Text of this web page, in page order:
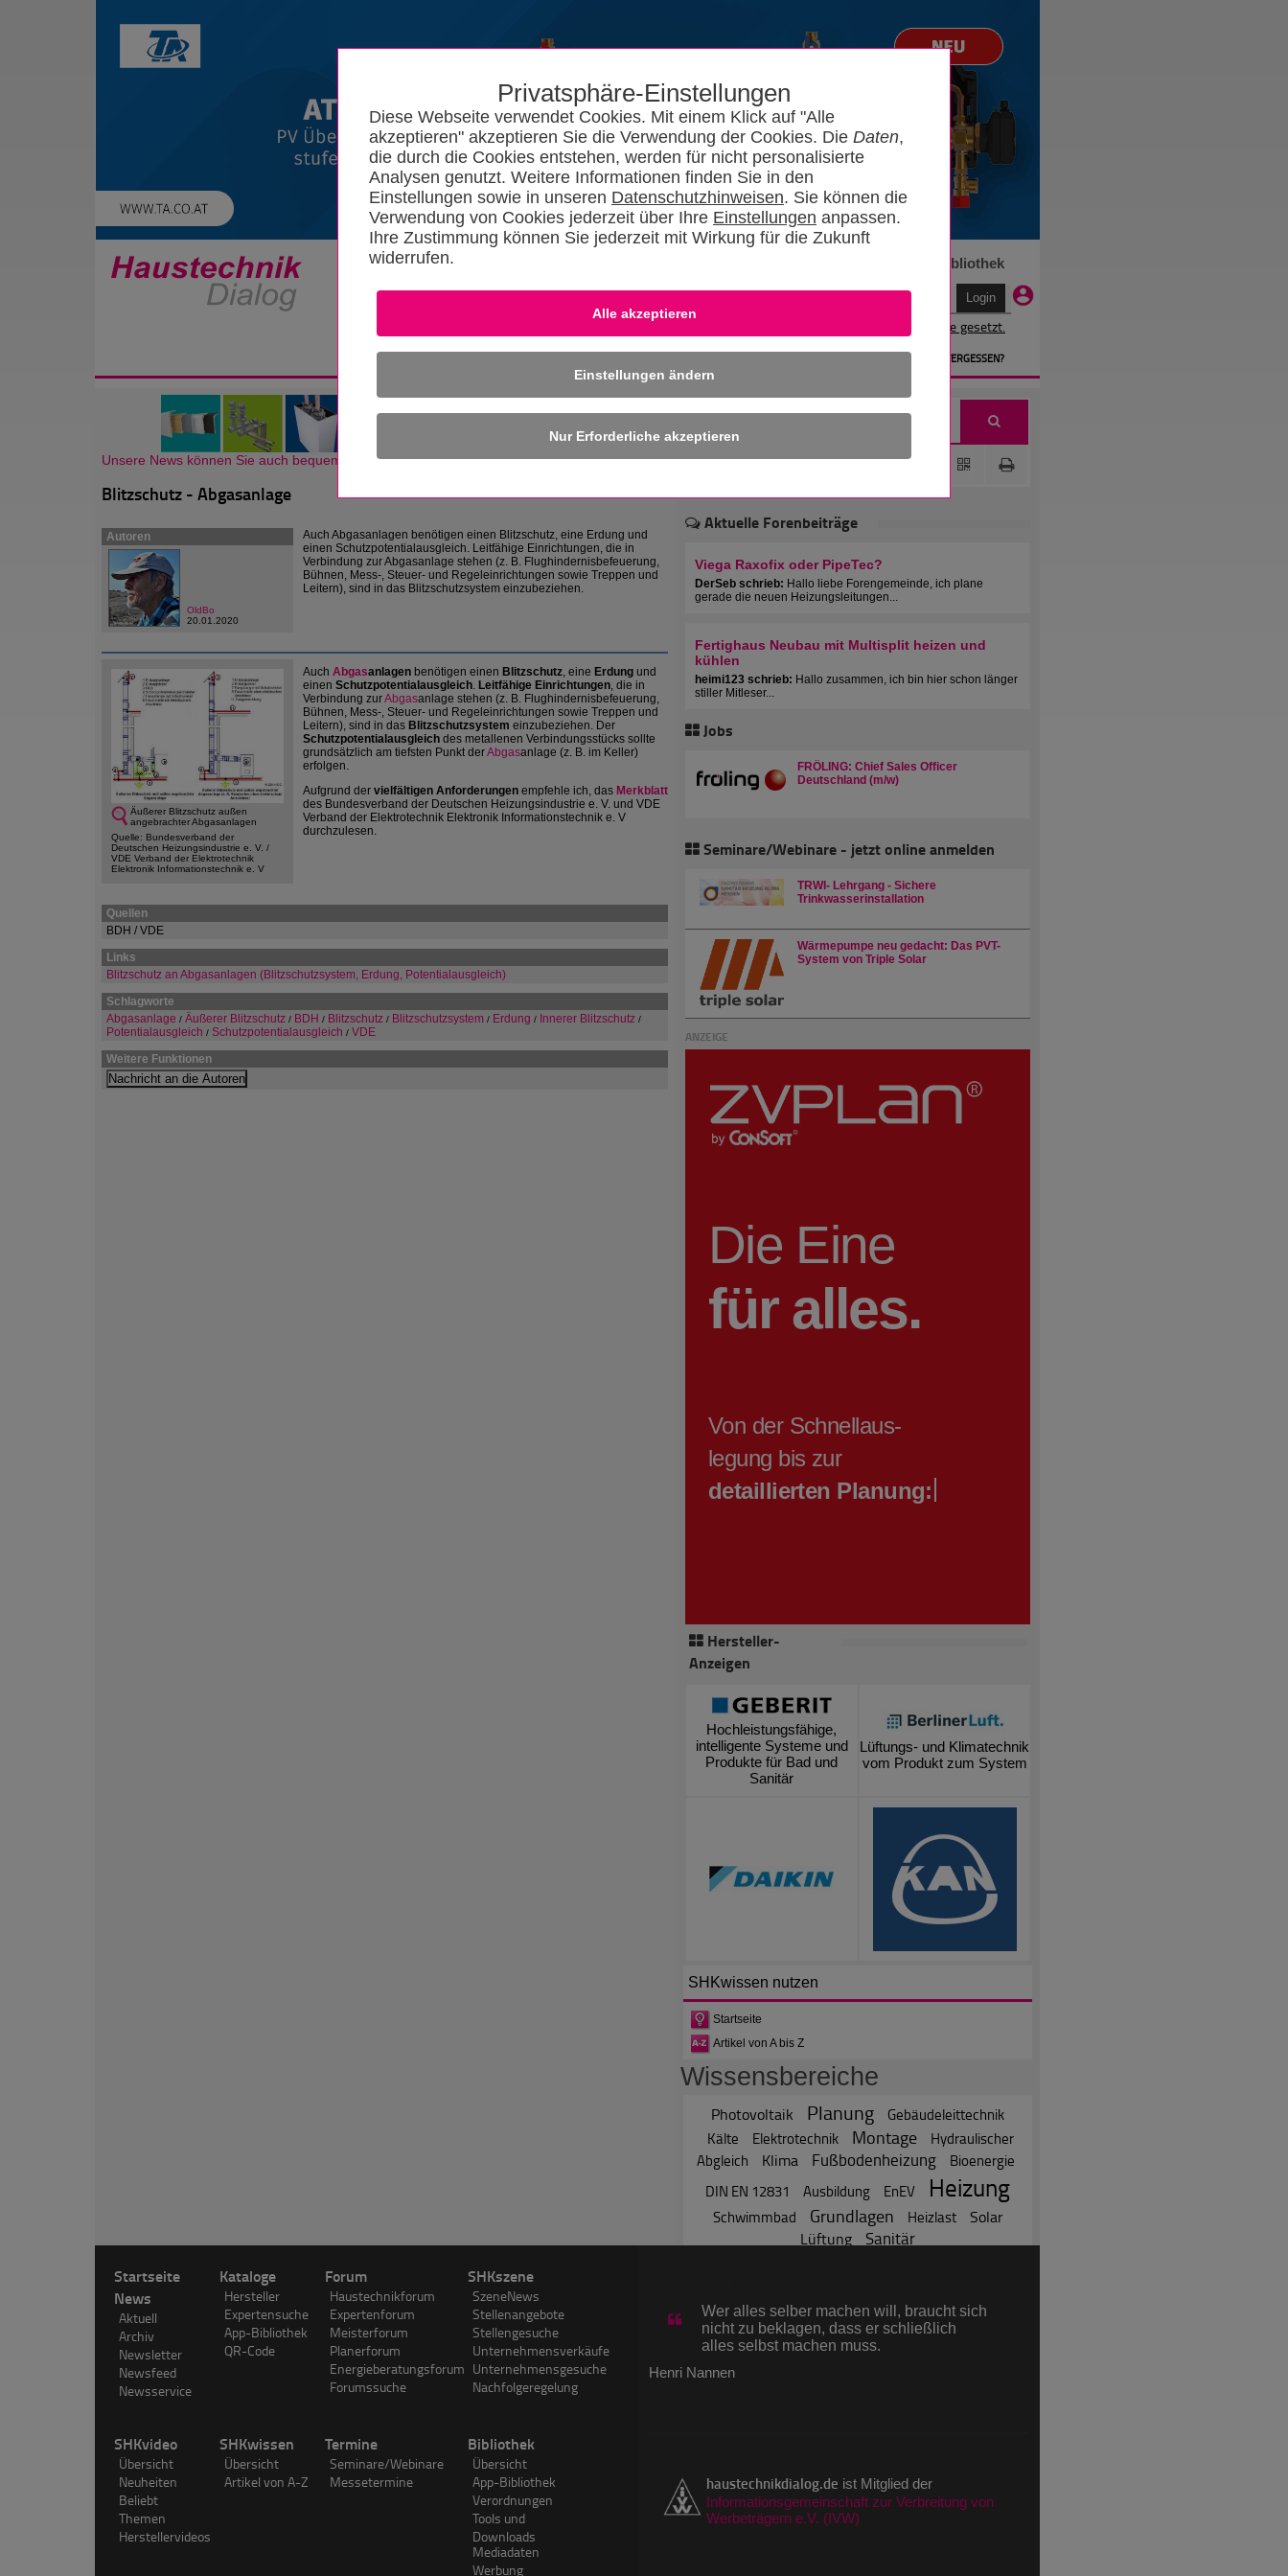
Privatsphäre-Einstellungen
Diese Webseite verwendet Cookies. Mit einem Klick auf "Alle
akzeptieren" akzeptieren Sie die Verwendung der Cookies. Die Daten,
die durch die Cookies entstehen, werden für nicht personalisierte
Analysen genutzt. Weitere Informationen finden Sie in den
Einstellungen sowie in unseren Datenschutzhinweisen. Sie können die
Verwendung von Cookies jederzeit über Ihre Einstellungen anpassen.
Ihre Zustimmung können Sie jederzeit mit Wirkung für die Zukunft
widerrufen.
Einstellungen ändern
Startseite News Bibliothek
Dafür wird ein Cookie gesetzt.
» PASSWORT VERGESSEN?
Unsere News können Sie auch bequem als Newsletter erhalten!
Blitzschutz - Abgasanlage
Autoren
OldBo
20.01.2020
Auch Abgasanlagen benötigen einen Blitzschutz, eine Erdung und
einen Schutzpotentialausgleich. Leitfähige Einrichtungen, die in
Verbindung zur Abgasanlage stehen (z. B. Flughindernisbefeuerung,
Bühnen, Mess-, Steuer- und Regeleinrichtungen sowie Treppen und
Leitern), sind in das Blitzschutzsystem einzubeziehen.
Äußerer Blitzschutz außen
angebrachter Abgasanlagen
Quelle: Bundesverband der
Deutschen Heizungsindustrie e. V. /
VDE Verband der Elektrotechnik
Elektronik Informationstechnik e. V
Auch Abgasanlagen benötigen einen Blitzschutz, eine Erdung und
einen Schutzpotentialausgleich. Leitfähige Einrichtungen, die in
Verbindung zurAbgasanlage stehen (z. B. Flughindernisbefeuerung,
Bühnen, Mess-, Steuer- und Regeleinrichtungen sowie Treppen und
Leitern), sind in das Blitzschutzsystem einzubeziehen. Der
Schutzpotentialausgleich des metallenen Verbindungsstücks sollte
grundsätzlich am tiefsten Punkt derAbgasanlage (z. B. im Keller)
erfolgen.
Aufgrund der vielfältigen Anforderungen empfehle ich, das Merkblatt
des Bundesverband der Deutschen Heizungsindustrie e. V. und VDE
Verband der Elektrotechnik Elektronik Informationstechnik e. V
durchzulesen.
Quellen
BDH / VDE
Links
Blitzschutz an Abgasanlagen (Blitzschutzsystem, Erdung, Potentialausgleich)
Schlagworte
Abgasanlage / Äußerer Blitzschutz / BDH / Blitzschutz / Blitzschutzsystem / Erdung / Innerer Blitzschutz /
Potentialausgleich / Schutzpotentialausgleich / VDE
Weitere Funktionen
Aktuelle Forenbeiträge
Viega Raxofix oder PipeTec?
DerSeb schrieb: Hallo liebe Forengemeinde, ich plane
gerade die neuen Heizungsleitungen...
Fertighaus Neubau mit Multisplit heizen und
kühlen
heimi123 schrieb: Hallo zusammen, ich bin hier schon länger
stiller Mitleser...
Jobs
FRÖLING: Chief Sales Officer
Deutschland (m/w)
Seminare/Webinare - jetzt online anmelden
TRWI- Lehrgang - Sichere
Trinkwasserinstallation
Wärmepumpe neu gedacht: Das PVT-
System von Triple Solar
ANZEIGE
Hersteller-
Anzeigen
Hochleistungsfähige,
intelligente Systeme und
Produkte für Bad und
Sanitär
Lüftungs- und Klimatechnik
vom Produkt zum System
SHKwissen nutzen
Startseite
Artikel von A bis Z
Wissensbereiche
Photovoltaik Planung
Gebäudeleittechnik
Kälte
Elektrotechnik Montage
Hydraulischer
Abgleich
Klima Fußbodenheizung
Bioenergie
DIN EN 12831
Ausbildung EnEV Heizung
Schwimmbad Grundlagen Heizlast
Solar
Lüftung
Sanitär
7.201
Hersteller
70.311
Experten
3.612
Startseite
News
Aktuell
Archiv
Newsletter
Newsfeed
Newsservice
Kataloge
Hersteller
Expertensuche
App-Bibliothek
QR-Code
Forum
Haustechnikforum
Expertenforum
Meisterforum
Planerforum
Energieberatungsforum
Forumssuche
SHKszene
SzeneNews
Stellenangebote
Stellengesuche
Unternehmensverkäufe
Unternehmensgesuche
Nachfolgeregelung
SHKvideo
Übersicht
Neuheiten
Beliebt
Themen
Herstellervideos
SHKwissen
Übersicht
Artikel von A-Z
Termine
Seminare/Webinare
Messetermine
Bibliothek
Übersicht
App-Bibliothek
Verordnungen
Tools und
Downloads
Mediadaten
Werbung
Wer alles selber machen will, braucht sich
nicht zu beklagen, dass er schließlich
alles selbst machen muss.
Henri Nannen
haustechnikdialog.de ist Mitglied der
Informationsgemeinschaft zur Verbreitung von
Werbeträgern e.V. (IVW)